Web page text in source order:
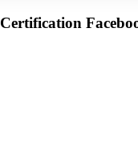
Certification